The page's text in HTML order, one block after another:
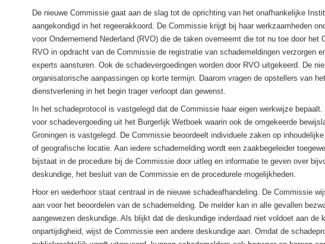
De nieuwe Commissie gaat aan de slag tot de oprichting van het onafhankelijke
aangekondigd in het regeerakkoord. De Commissie krijgt bij haar werkzaamheden
voor Ondernemend Nederland (RVO) die de taken overneemt die tot nu toe door het
RVO in opdracht van de Commissie de registratie van schademeldingen verzorgen
experts aansturen. Ook de schadevergoedingen worden door RVO uitgekeerd. De
organisatorische aanpassingen op korte termijn. Daarom vragen de opstellers van
dienstverlening in het begin trager verloopt dan gewenst.
In het schadeprotocol is vastgelegd dat de Commissie haar eigen werkwijze
voor schadevergoeding uit het Burgerlijk Wetboek waarin ook de omgekeerde
Groningen is vastgelegd. De Commissie beoordeelt individuele zaken op
of geografische locatie. Aan iedere schademelding wordt een zaakbegeleider
bijstaat in de procedure bij de Commissie door uitleg en informatie te geven over
deskundige, het besluit van de Commissie en de procedurele mogelijkheden.
Hoor en wederhoor staat centraal in de nieuwe schadeafhandeling. De Commissie
aan voor het beoordelen van de schademelding. De melder kan in alle gevallen
aangewezen deskundige. Als blijkt dat de deskundige inderdaad niet voldoet aan de
onpartijdigheid, wijst de Commissie een andere deskundige aan. Omdat de